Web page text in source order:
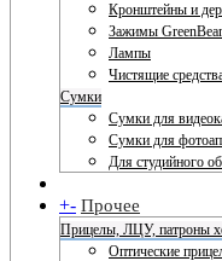
Кронштейны и
Зажимы
Лампы
Чистящие
Сумки
Сумки для
Сумки для
Для студийного
+- Прочее
Прицелы, ЛЦУ, патроны
Оптические